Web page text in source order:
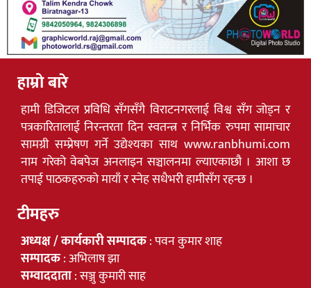
हाम्रो बारे
हामी डिजिटल प्रविधि सँगसँगै विराटनगरलाई विश्व सँग जोड्न र
पत्रकारितालाई निरन्तरता दिन स्वतन्त्र र निर्भिक रुपमा सामाचार
सामग्री सम्प्रेषण गर्ने उद्येश्यका साथ www.ranbhumi.com
नाम गरेको वेबपेज अनलाइन सञ्चालनमा ल्याएकाछौ । आशा छ
तपाई पाठकहरुको मायाँ र स्नेह सधैभरी हामीसँग रहन्छ ।
टीमहरु
अध्यक्ष / कार्यकारी सम्पादक: पवन कुमार शाह
सम्पादक: अभिलाष झा
सम्वाददाता: सञ्जु कुमारी साह